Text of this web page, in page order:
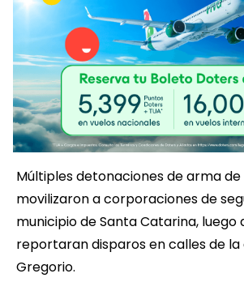
Múltiples detonaciones de arma
movilizaron a corporaciones de
municipio de Santa Catarina, luego
reportaran disparos en calles de la
Gregorio.